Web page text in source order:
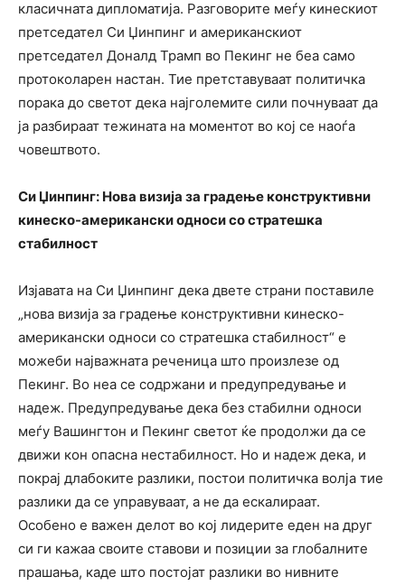
класичната дипломатија. Разговорите меѓу кинескиот
претседател Си Џинпинг и американскиот
претседател Доналд Трамп во Пекинг не беа само
протоколарен настан. Тие претставуваат политичка
порака до светот дека најголемите сили почнуваат да
ја разбираат тежината на моментот во кој се наоѓа
човештвото.
Си Џинпинг: Нова визија за градење конструктивни
кинеско-американски односи со стратешка
стабилност
Изјавата на Си Џинпинг дека двете страни поставиле
„нова визија за градење конструктивни кинеско-
американски односи со стратешка стабилност“ е
можеби најважната реченица што произлезе од
Пекинг. Во неа се содржани и предупредување и
надеж. Предупредување дека без стабилни односи
меѓу Вашингтон и Пекинг светот ќе продолжи да се
движи кон опасна нестабилност. Но и надеж дека, и
покрај длабоките разлики, постои политичка волја тие
разлики да се управуваат, а не да ескалираат.
Особено е важен делот во кој лидерите еден на друг
си ги кажаа своите ставови и позиции за глобалните
прашања, каде што постојат разлики во нивните